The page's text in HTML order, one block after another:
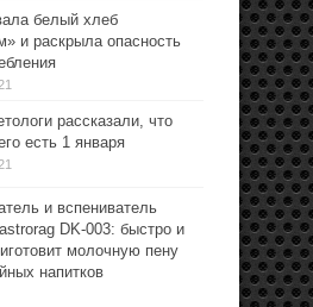
белый хлеб
и раскрыла опасность
рассказали, что
есть 1 января
и вспениватель
DK-003: быстро и
молочную пену
напитков